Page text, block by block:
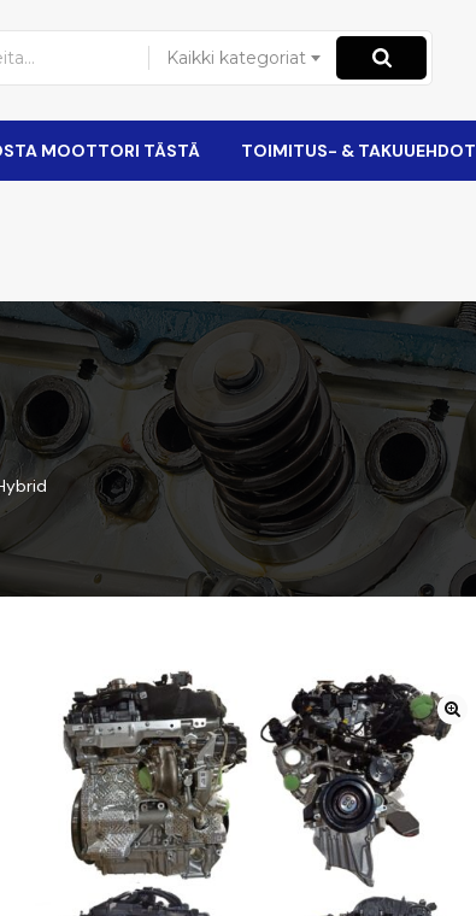
Kaikki kategoriat
MOOTTORI TÄSTÄ TOIMITUS- & TAKUUEHDOT